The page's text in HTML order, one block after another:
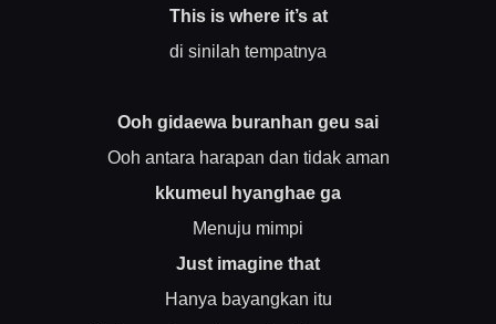
This is where it’s at
di sinilah tempatnya
Ooh gidaewa buranhan geu sai
Ooh antara harapan dan tidak aman
kkumeul hyanghae ga
Menuju mimpi
Just imagine that
Hanya bayangkan itu